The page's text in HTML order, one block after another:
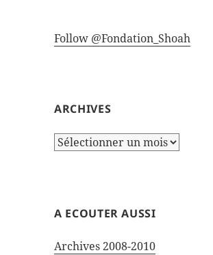
Follow @Fondation_Shoah
ARCHIVES
Archives
A ECOUTER AUSSI
Archives 2008-2010